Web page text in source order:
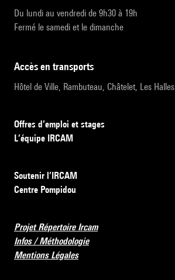
Du lundi au vendredi de 9h30 à 19h
Fermé le samedi et le dimanche
accès en transports
Hôtel de Ville, Rambuteau, Châtelet, Les Halles
Offres d’emploi et stages
L’équipe IRCAM
Soutenir l’IRCAM
Centre Pompidou
Projet Répertoire Ircam
Infos / Méthodologie
Mentions Légales